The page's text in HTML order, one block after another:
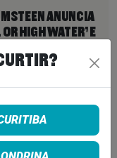
ANUNCIA
HIGH WATER’ E
ESCOLHEU
ENTRE
DEVE LANÇAR
PERTO DO QUE